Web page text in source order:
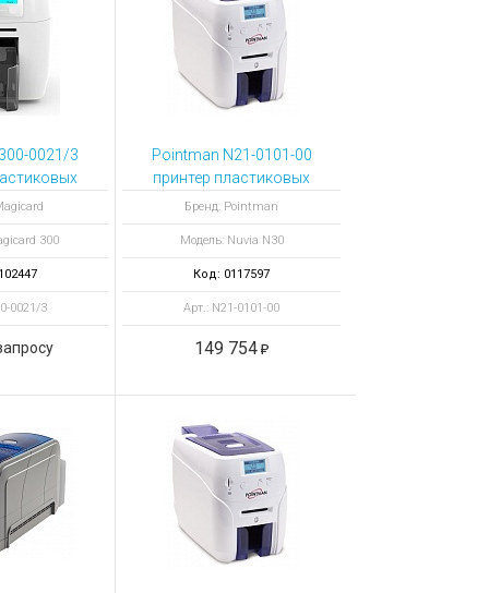
0021/3
300 Duo
300
0021/3
Pointman N21-0101-00
принтер пластиковых
карт Nuvia N30 с
энкодером
контактных смарт-
карт
Бренд: Pointman
Модель: Nuvia N30
Код: 0117597
Арт.: N21-0101-00
149 754